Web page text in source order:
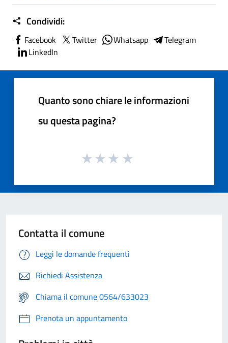
Condividi:
Facebook Twitter Whatsapp
Telegram
LinkedIn
Quanto sono chiare le informazioni
su questa pagina?
Contatta il comune
Leggi le domande frequenti
Richiedi Assistenza
Chiama il comune 0564/633023
Prenota un appuntamento